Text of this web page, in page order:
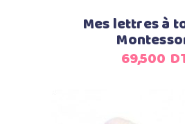
Mes lettres à
69,500